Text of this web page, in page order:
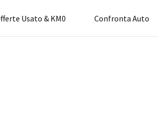
Usato & KM0 Confronta Auto